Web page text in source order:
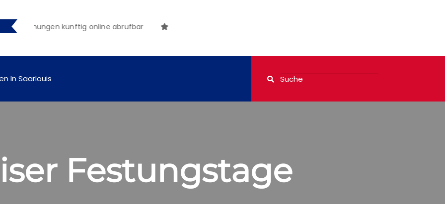
künftig online abrufbar
In Saarlouis
Festungstage